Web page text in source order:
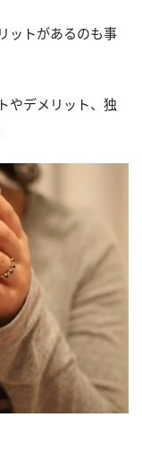
ットがあるのも事
やデメリット、独